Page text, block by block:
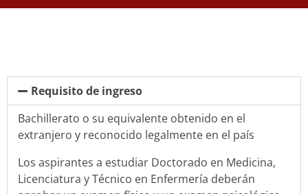
Requisito de ingreso
Bachillerato o su equivalente obtenido en el
extranjero y reconocido legalmente en el país
Los aspirantes a estudiar Doctorado en Medicina,
Licenciatura y Técnico en Enfermería deberán